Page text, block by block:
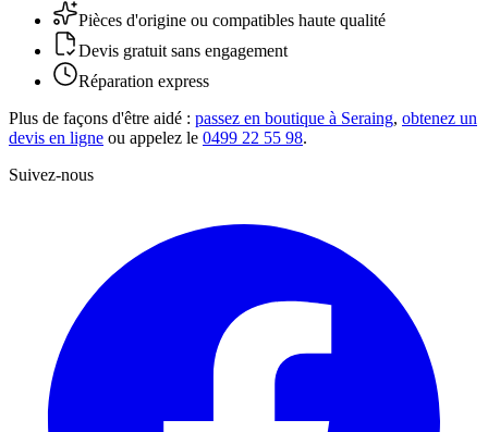
Pièces d'origine ou compatibles haute qualité
Devis gratuit sans engagement
Réparation express
Plus de façons d'être aidé : passez en boutique à Seraing, obtenez un
devis en ligne ou appelez le 0499 22 55 98.
Suivez-nous